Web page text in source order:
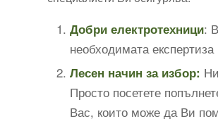
Добри електротехници:
необходимата
Лесен начин за избор:
Просто посетете
Вас, които може да Ви